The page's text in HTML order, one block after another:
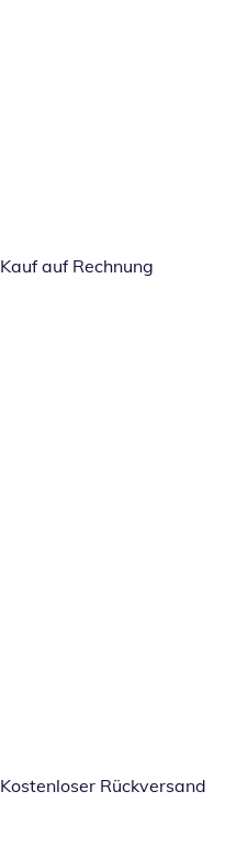
Kauf auf Rechnung
Kostenloser Rückversand